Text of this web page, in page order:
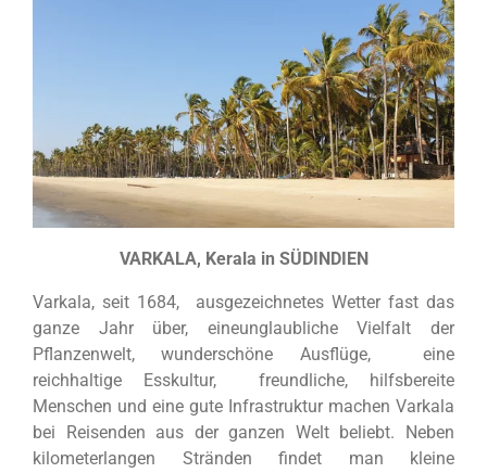
VARKALA, Kerala in SÜDINDIEN
Varkala, seit 1684, ausgezeichnetes Wetter fast das
ganze Jahr über, eineunglaubliche Vielfalt der
Pflanzenwelt, wunderschöne Ausflüge, eine
reichhaltige Esskultur, freundliche, hilfsbereite
Menschen und eine gute Infrastruktur machen Varkala
bei Reisenden aus der ganzen Welt beliebt. Neben
kilometerlangen Stränden findet man kleine